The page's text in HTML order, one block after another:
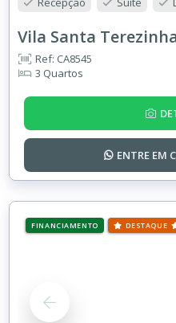
Vila Santa
Ref: CA8545
3 Quartos
ENTRE EM
FINANCIAMENTO DESTAQUE